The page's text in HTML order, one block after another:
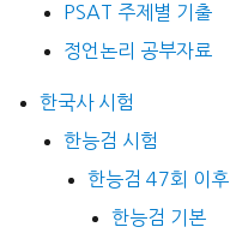
PSAT 주제별 기출
정언논리 공부자료
한국사 시험
한능검 시험
한능검 47회 이후
한능검 기본